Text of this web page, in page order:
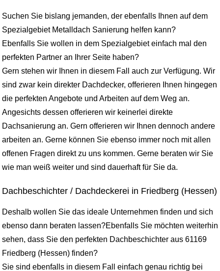
Suchen Sie bislang jemanden, der ebenfalls Ihnen auf dem
Spezialgebiet Metalldach Sanierung helfen kann?
Ebenfalls Sie wollen in dem Spezialgebiet einfach mal den
perfekten Partner an Ihrer Seite haben?
Gern stehen wir Ihnen in diesem Fall auch zur Verfügung. Wir
sind zwar kein direkter Dachdecker, offerieren Ihnen hingegen
die perfekten Angebote und Arbeiten auf dem Weg an.
Angesichts dessen offerieren wir keinerlei direkte
Dachsanierung an. Gern offerieren wir Ihnen dennoch andere
arbeiten an. Gerne können Sie ebenso immer noch mit allen
offenen Fragen direkt zu uns kommen. Gerne beraten wir Sie
wie man weiß weiter und sind dauerhaft für Sie da.
Dachbeschichter / Dachdeckerei in Friedberg (Hessen)
Deshalb wollen Sie das ideale Unternehmen finden und sich
ebenso dann beraten lassen?Ebenfalls Sie möchten weiterhin
sehen, dass Sie den perfekten Dachbeschichter aus 61169
Friedberg (Hessen) finden?
Sie sind ebenfalls in diesem Fall einfach genau richtig bei